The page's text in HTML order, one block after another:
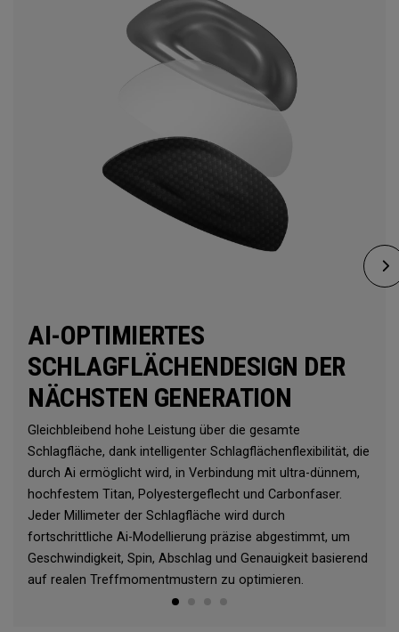
AI-OPTIMIERTES
SCHLAGFLÄCHENDESIGN DER
NÄCHSTEN GENERATION
Gleichbleibend hohe Leistung über die gesamte
Schlagfläche, dank intelligenter Schlagflächenflexibilität, die
durch Ai ermöglicht wird, in Verbindung mit ultra-dünnem,
hochfestem Titan, Polyestergeflecht und Carbonfaser.
Jeder Millimeter der Schlagfläche wird durch
fortschrittliche Ai-Modellierung präzise abgestimmt, um
Geschwindigkeit, Spin, Abschlag und Genauigkeit basierend
auf realen Treffmomentmustern zu optimieren.